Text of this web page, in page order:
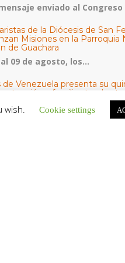
enviado al Congreso
de la Diócesis de San
Misiones en la Parroquia
de Guachara
al 09 de agosto, los...
de Venezuela presenta su
la atención a familias tras los
de Venezuela publicó este
wish. Cookie settings